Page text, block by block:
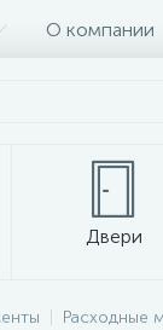
О компании
Двери
Расходные